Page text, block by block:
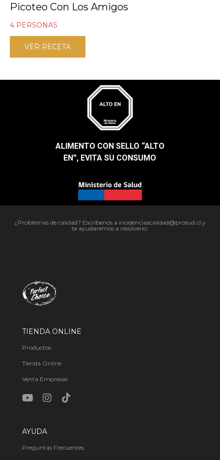
Picoteo Con Los Amigos
4 PERSONAS
VER RECETA
ALIMENTO CON SELLO “ALTO
EN”, EVITA SU CONSUMO​
¿Problemas de calidad? Escríbenos a incidenciascalidad@prosud.cl y
te ayudaremos a resolverlo.
TIENDA ONLINE
Productos
Tienda Online
Venta Empresas
AYUDA
Preguntas Frecuentes